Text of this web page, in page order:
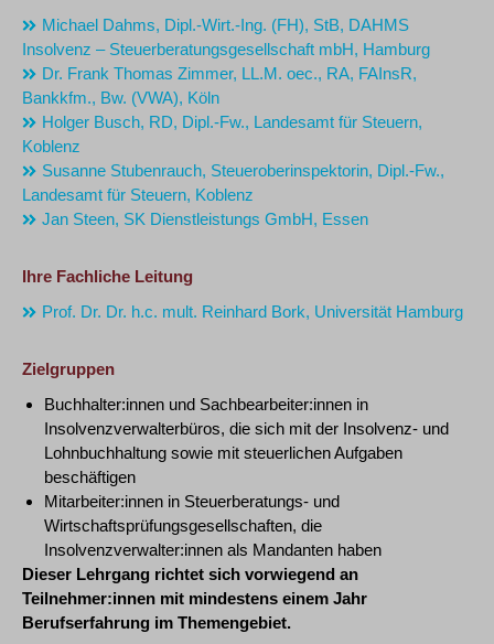
Michael Dahms, Dipl.-Wirt.-Ing. (FH), StB, DAHMS
Insolvenz – Steuerberatungsgesellschaft mbH, Hamburg
Dr. Frank Thomas Zimmer, LL.M. oec., RA, FAInsR,
Bankkfm., Bw. (VWA), Köln
Holger Busch, RD, Dipl.-Fw., Landesamt für Steuern,
Koblenz
Susanne Stubenrauch, Steueroberinspektorin, Dipl.-Fw.,
Landesamt für Steuern, Koblenz
Jan Steen, SK Dienstleistungs GmbH, Essen
Ihre Fachliche Leitung
Prof. Dr. Dr. h.c. mult. Reinhard Bork, Universität Hamburg
Zielgruppen
Buchhalter:innen und Sachbearbeiter:innen in
Insolvenzverwalterbüros, die sich mit der Insolvenz- und
Lohnbuchhaltung sowie mit steuerlichen Aufgaben
beschäftigen
Mitarbeiter:innen in Steuerberatungs- und
Wirtschaftsprüfungsgesellschaften, die
Insolvenzverwalter:innen als Mandanten haben
Dieser Lehrgang richtet sich vorwiegend an
Teilnehmer:innen mit mindestens einem Jahr
Berufserfahrung im Themengebiet.